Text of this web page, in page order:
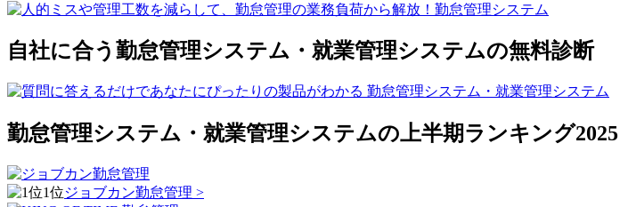
自社に合う勤怠管理システム・就業管理システムの無料診断
勤怠管理システム・就業管理システムの上半期ランキング2025
1位ジョブカン勤怠管理 >